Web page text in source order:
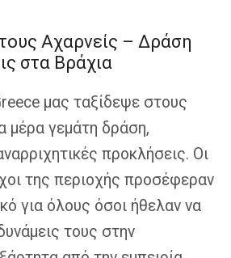
Αχαρνείς – Δράση
στα Βράχια
μας ταξίδεψε στους
μέρα γεμάτη δράση,
προκλήσεις. Οι
της περιοχής προσέφεραν
για όλους όσοι ήθελαν να
τους στην